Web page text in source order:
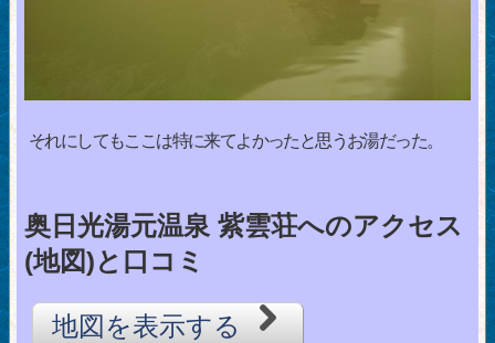
それにしてもここは特に来てよかったと思うお湯だった。
奥日光湯元温泉 紫雲荘へのアクセス
(地図)と口コミ
地図を表示する